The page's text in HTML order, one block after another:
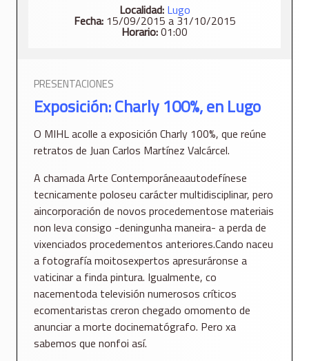
Localidad: Lugo
Fecha:15/09/2015 a 31/10/2015
Horario:01:00
PRESENTACIONES
Exposición: Charly 100%, en Lugo
O MIHL acolle a exposición Charly 100%, que reúne
retratos de Juan Carlos Martínez Valcárcel.
A chamada Arte Contemporáneaautodefínese
tecnicamente poloseu carácter multidisciplinar, pero
aincorporación de novos procedementose materiais
non leva consigo -deningunha maneira- a perda de
vixenciados procedementos anteriores.Cando naceu
a fotografía moitosexpertos apresuráronse a
vaticinar a finda pintura. Igualmente, co
nacementoda televisión numerosos críticos
ecomentaristas creron chegado omomento de
anunciar a morte docinematógrafo. Pero xa
sabemos que nonfoi así.